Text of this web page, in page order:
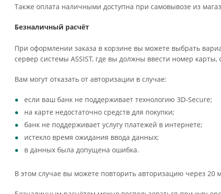
Также оплата наличными доступна при самовывозе из
Безналичный расчёт
При оформлении заказа в корзине вы можете выбрать
сервер системы ASSIST, где вы должны ввести номер карты,
Вам могут отказать от авторизации в случае:
если ваш банк не поддерживает технологию 3D-Secure;
на карте недостаточно средств для покупки;
банк не поддерживает услугу платежей в интернете;
истекло время ожидания ввода данных;
в данных была допущена ошибка.
В этом случае вы можете повторить авторизацию через 20